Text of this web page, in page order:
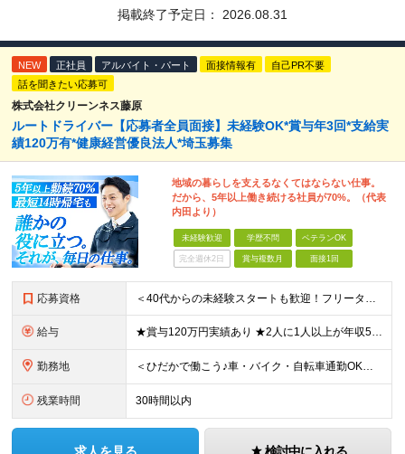
掲載終了予定日： 2026.08.31
NEW 正社員 アルバイト・パート 面接情報有
自己PR不要
話を聞きたい応募可
株式会社クリーンネス藤原
ルートドライバー【応募者全員面接】未経験OK*賞与年3回*支給実
績120万有*健康経営優良法人*埼玉募集
地域の暮らしを支えるなくてはならない仕事。
だから、5年以上働き続ける社員が70%。（代表
内田より）
未経験歓迎 学歴不問 ベテランOK
完全週休2日 賞与複数月 面接1回
応募資格 ＜40代からの未経験スタートも歓迎！フリーターでもOK＞ type経由での入社者多数！ほぼ全員未経験スタートです◎ ★自己PR＆志望理由必要ナシ ★応募者全員面接 ★未経験OK ★社会人経験初めても
給与 ★賞与120万円実績あり ★2人に1人以上が年収500万円以上 （今後年収500万円以上の層はさらに増える予定。年収500万円以下は多くが直近入社者） ★賞与支給実績120万円あり ★免許取得にかかる
勤務地 ＜ひだかで働こう♪車・バイク・自転車通勤OK！埼玉エリア勤務＞ 埼玉県日高市大字田波目581-3（日高市役所の近く） └転勤なし！ └通勤費上限3万円まで支給 └駐車場完備 【社員の方のお住まい先】
残業時間 30時間以内